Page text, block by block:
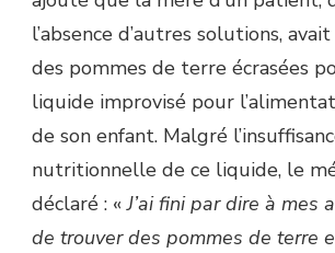
l’absence d’autres solutions,
des pommes de terre écrasées
liquide improvisé pour
de son enfant. Malgré
nutritionnelle de ce liquide, le
déclaré : «J’ai fini par dire à mes
de trouver des pommes de terre